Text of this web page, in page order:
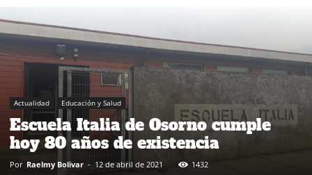
Actualidad Educación y Salud
Escuela Italia de Osorno cumple
hoy 80 años de existencia
Por Raelmy Bolivar - 12 de abril de 2021 1432